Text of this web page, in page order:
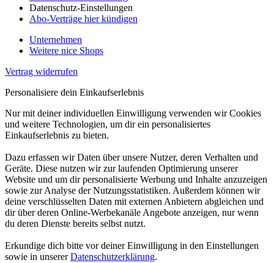
Datenschutz-Einstellungen
Abo-Verträge hier kündigen
Unternehmen
Weitere nice Shops
Vertrag widerrufen
Personalisiere dein Einkaufserlebnis
Nur mit deiner individuellen Einwilligung verwenden wir Cookies
und weitere Technologien, um dir ein personalisiertes
Einkaufserlebnis zu bieten.
Dazu erfassen wir Daten über unsere Nutzer, deren Verhalten und
Geräte. Diese nutzen wir zur laufenden Optimierung unserer
Website und um dir personalisierte Werbung und Inhalte anzuzeigen
sowie zur Analyse der Nutzungsstatistiken. Außerdem können wir
deine verschlüsselten Daten mit externen Anbietern abgleichen und
dir über deren Online-Werbekanäle Angebote anzeigen, nur wenn
du deren Dienste bereits selbst nutzt.
Erkundige dich bitte vor deiner Einwilligung in den Einstellungen
sowie in unsererDatenschutzerklärung.